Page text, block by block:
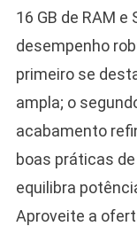
16 GB de RAM e
desempenho
primeiro se
ampla; o
acabamento
boas práticas
equilibra
Aproveite a